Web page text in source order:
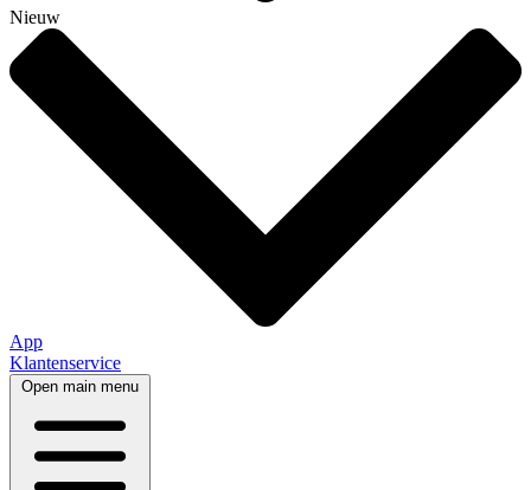
Nieuw
App
Klantenservice
Open main menu